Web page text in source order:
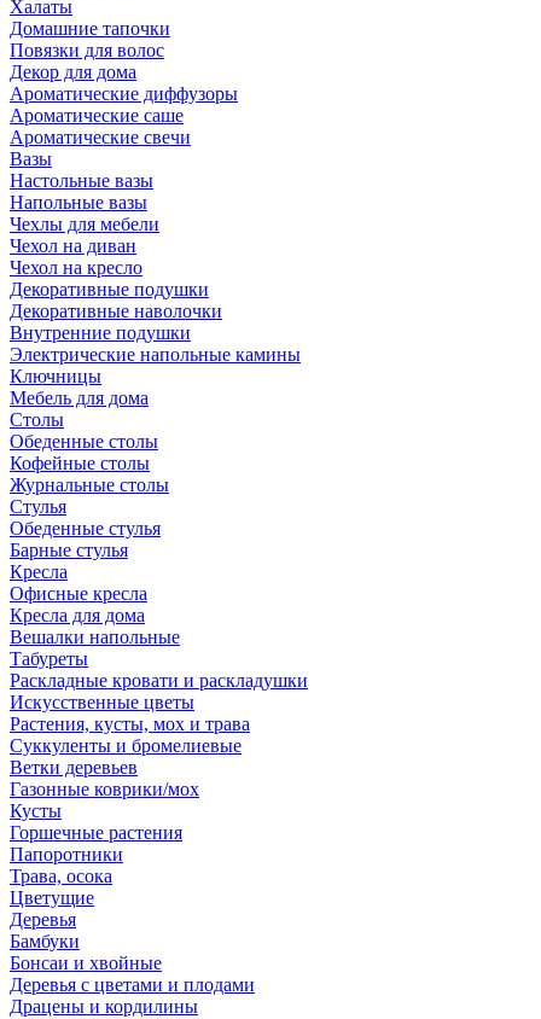
Халаты
Домашние тапочки
Повязки для волос
Декор для дома
Ароматические диффузоры
Ароматические саше
Ароматические свечи
Вазы
Настольные вазы
Напольные вазы
Чехлы для мебели
Чехол на диван
Чехол на кресло
Декоративные подушки
Декоративные наволочки
Внутренние подушки
Электрические напольные камины
Ключницы
Мебель для дома
Столы
Обеденные столы
Кофейные столы
Журнальные столы
Стулья
Обеденные стулья
Барные стулья
Кресла
Офисные кресла
Кресла для дома
Вешалки напольные
Табуреты
Раскладные кровати и раскладушки
Искусственные цветы
Растения, кусты, мох и трава
Суккуленты и бромелиевые
Ветки деревьев
Газонные коврики/мох
Кусты
Горшечные растения
Папоротники
Трава, осока
Цветущие
Деревья
Бамбуки
Бонсаи и хвойные
Деревья с цветами и плодами
Драцены и кордилины